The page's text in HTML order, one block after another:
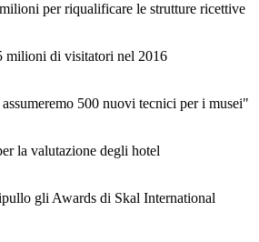
per riqualificare le strutture ricettive
milioni di visitatori nel 2016
500 nuovi tecnici per i musei"
la valutazione degli hotel
gli Awards di Skal International